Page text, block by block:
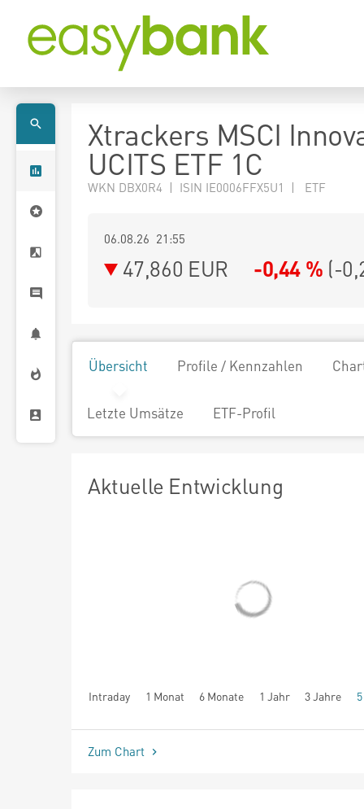
Xtrackers MSCI
UCITS ETF 1C
WKN DBX0R4 | ISIN IE0006FFX5U1 | ETF
06.08.26 21:55
47,860 EUR -0,44 % (-
Übersicht Profile / Kennzahlen
Letzte Umsätze ETF-Profil
Aktuelle Entwicklung
Intraday 1 Monat 6 Monate 1 Jahr 3 Jahre
seit Beginn
Zum Chart